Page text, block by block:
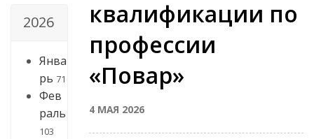
2026
Янва
рь 71
Фев
раль
103
квалификации по
профессии
«Повар»
4 МАЯ 2026